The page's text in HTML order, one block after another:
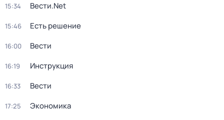
15:34 Вести.Net
15:46 Есть решение
16:00 Вести
16:19 Инструкция
16:33 Вести
17:25 Экономика